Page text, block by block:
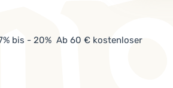
bis - 20% Ab 60 € kostenloser